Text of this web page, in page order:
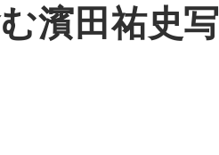
濱田祐史